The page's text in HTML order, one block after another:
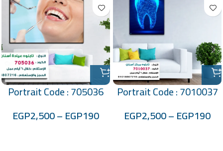
Portrait Code : 7010037
EGP190
–
EGP2,500
Portrait Code : 705036
EGP190
–
EGP2,500